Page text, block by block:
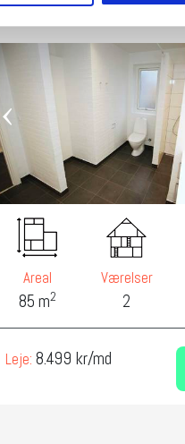
‹
Areal
85 m2
Værelser
2
Leje: 8.499 kr/md